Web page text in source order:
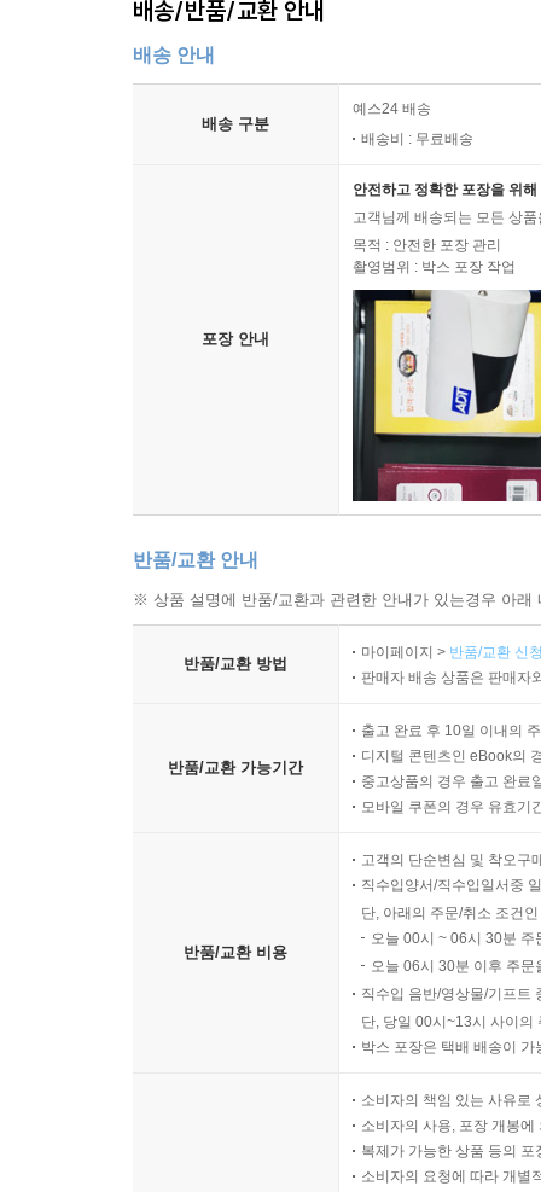
배송/반품/교환 안내
배송 안내
배송 구분
예스24 배송
배송비 : 무료배송
포장 안내
안전하고 정확한 포장을 위
고객님께 배송되는 모든 상
목적 : 안전한 포장 관리
촬영범위 : 박스 포장 작업
반품/교환 안내
※ 상품 설명에 반품/교환과 관련한 안내가 있는경우 아
반품/교환 방법
마이페이지 > 반품/교환 신
판매자 배송 상품은 판매자
반품/교환 가능기간
출고 완료 후 10일 이내의
디지털 콘텐츠인 eBook의
중고상품의 경우 출고 완료
모바일 쿠폰의 경우 유효기
반품/교환 비용
고객의 단순변심 및 착오구
직수입양서/직수입일서중
단, 아래의 주문/취소 조건
오늘 00시 ~ 06시 30분
오늘 06시 30분 이후 주
직수입 음반/영상물/기프트
단, 당일 00시~13시 사이의
박스 포장은 택배 배송이
소비자의 책임 있는 사유로
소비자의 사용, 포장 개봉
복제가 가능한 상품 등의
소비자의 요청에 따라 개별